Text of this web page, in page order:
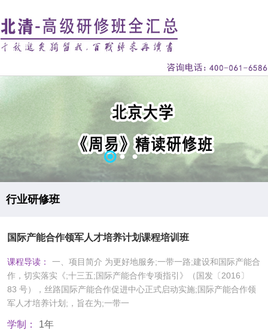
行业研修班
国际产能合作领军人才培养计划课程培训班
课程导读：
一、项目简介 为更好地服务;一带一路;建设和国际产能合
作，切实落实《;十三五;国际产能合作专项指引》（国发〔2016〕
83 号），丝路国际产能合作促进中心正式启动实施;国际产能合作领
军人才培养计划;，旨在为;一带一
学制： 1年